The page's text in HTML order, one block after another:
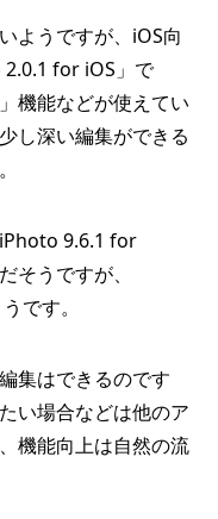
ようですが、iOS向
for iOS」で
機能などが使えてい
し深い編集ができる
9.6.1 for
そうですが、
です。
集はできるのです
い場合などは他のア
機能向上は自然の流